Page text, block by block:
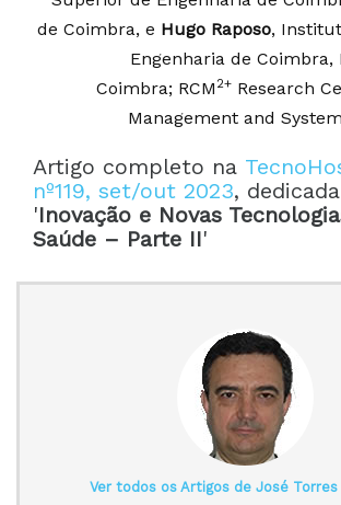
de Coimbra, e Hugo Raposo,
Engenharia de Coimbra,
Coimbra; RCM 2+ Research
Management and
Artigo completo na
nº119, set/out 2023,
'Inovação e Novas
Saúde – Parte II'
Ver todos os Artigos de José Torres